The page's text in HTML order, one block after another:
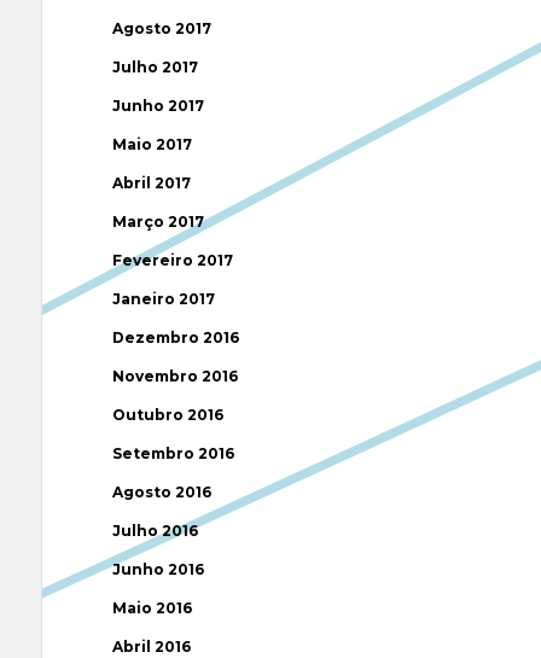
Agosto 2017
Julho 2017
Junho 2017
Maio 2017
Abril 2017
Março 2017
Fevereiro 2017
Janeiro 2017
Dezembro 2016
Novembro 2016
Outubro 2016
Setembro 2016
Agosto 2016
Julho 2016
Junho 2016
Maio 2016
Abril 2016